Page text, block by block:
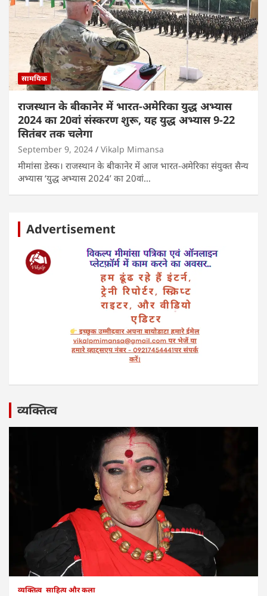
सामयिक
राजस्थान के बीकानेर में भारत-अमेरिका युद्ध अभ्यास
2024 का 20वां संस्करण शुरू, यह युद्ध अभ्यास 9-22
सितंबर तक चलेगा
September 9, 2024 Vikalp Mimansa
मीमांसा डेस्क। राजस्थान के बीकानेर में आज भारत-अमेरिका संयुक्त सैन्य
अभ्यास ‘युद्ध अभ्यास 2024’ का 20वां…
Advertisement
व्यक्तित्व
व्यक्तित्व साहित्य और कला